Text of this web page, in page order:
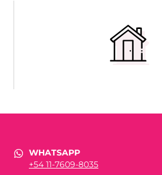
WHATSAPP
+54 11-7609-8035